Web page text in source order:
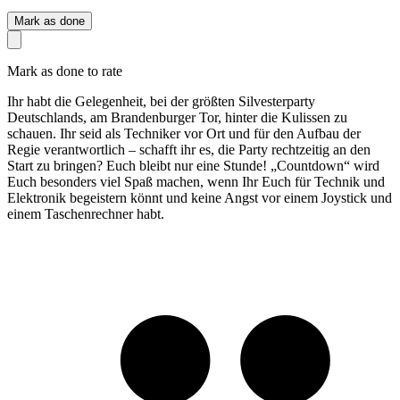
Mark as done
Mark as done to rate
Ihr habt die Gelegenheit, bei der größten Silvesterparty
Deutschlands, am Brandenburger Tor, hinter die Kulissen zu
schauen. Ihr seid als Techniker vor Ort und für den Aufbau der
Regie verantwortlich – schafft ihr es, die Party rechtzeitig an den
Start zu bringen? Euch bleibt nur eine Stunde! „Countdown“ wird
Euch besonders viel Spaß machen, wenn Ihr Euch für Technik und
Elektronik begeistern könnt und keine Angst vor einem Joystick und
einem Taschenrechner habt.